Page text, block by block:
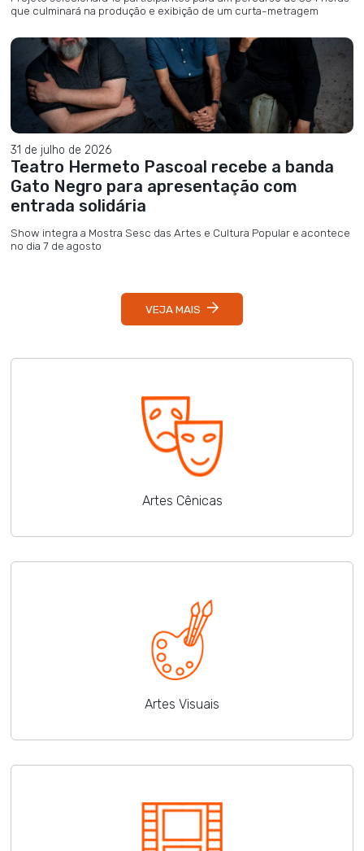
que culminará na produção e exibição de um curta-metragem
31 de julho de 2026
Teatro Hermeto Pascoal recebe a banda
Gato Negro para apresentação com
entrada solidária
Show integra a Mostra Sesc das Artes e Cultura Popular e acontece
no dia 7 de agosto
VEJA MAIS
Artes Cênicas
Artes Visuais